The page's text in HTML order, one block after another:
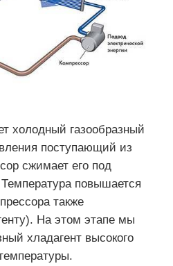
холодный газообразный
поступающий из
сжимает его под
повышается
также
На этом этапе мы
хладагент высокого